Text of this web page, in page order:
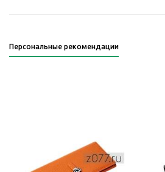
Персональные рекомендации